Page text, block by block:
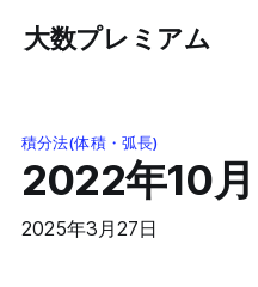
大数プレミアム
積分法(体積・弧長)
2022年10月
2025年3月27日